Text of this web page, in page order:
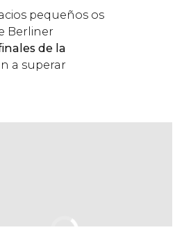
pequeños os
Berliner
de la
a superar